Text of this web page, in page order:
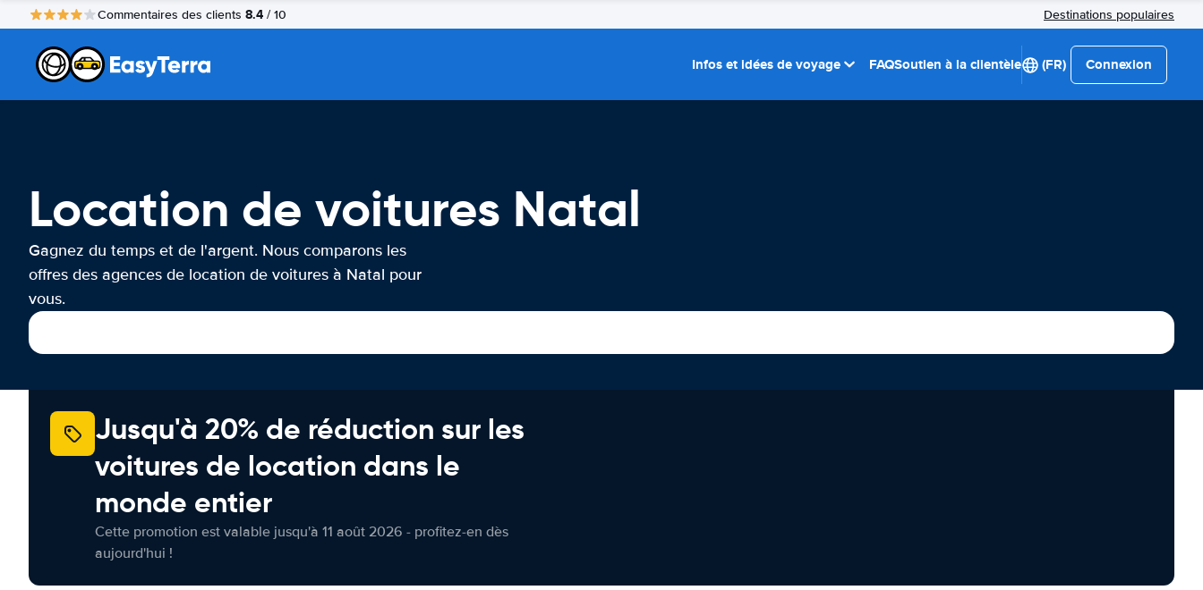
Commentaires des clients 8.4 / 10 Destinations populaires
Infos et idées de voyage FAQSoutien à la clientèle (FR) Connexion
Location de voitures Natal
Gagnez du temps et de l'argent. Nous comparons les
offres des agences de location de voitures à Natal pour
vous.
Jusqu'à 20% de réduction sur les
voitures de location dans le
monde entier
Cette promotion est valable jusqu'à 11 août 2026 - profitez-en dès
aujourd'hui !